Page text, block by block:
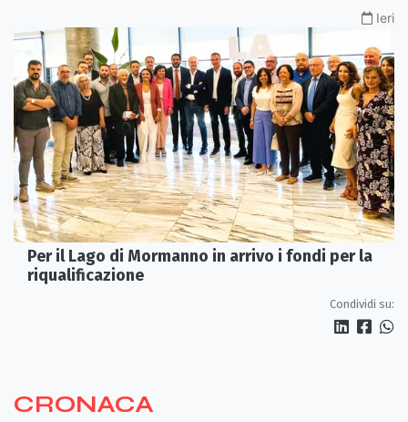
Ieri
Per il Lago di Mormanno in arrivo i fondi per la
riqualificazione
Condividi su:
CRONACA